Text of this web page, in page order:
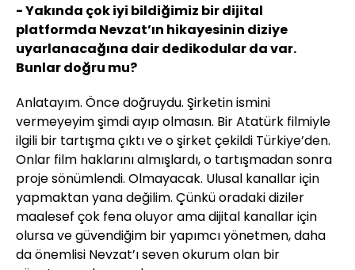
- Yakında çok iyi bildiğimiz bir dijital
platformda Nevzat’ın hikayesinin diziye
uyarlanacağına dair dedikodular da var.
Bunlar doğru mu?
Anlatayım. Önce doğruydu. Şirketin ismini
vermeyeyim şimdi ayıp olmasın. Bir Atatürk filmiyle
ilgili bir tartışma çıktı ve o şirket çekildi Türkiye’den.
Onlar film haklarını almışlardı, o tartışmadan sonra
proje sönümlendi. Olmayacak. Ulusal kanallar için
yapmaktan yana değilim. Çünkü oradaki diziler
maalesef çok fena oluyor ama dijital kanallar için
olursa ve güvendiğim bir yapımcı yönetmen, daha
da önemlisi Nevzat’ı seven okurum olan bir